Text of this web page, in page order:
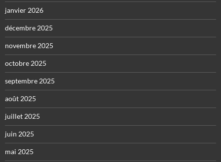
janvier 2026
décembre 2025
novembre 2025
octobre 2025
septembre 2025
août 2025
juillet 2025
juin 2025
mai 2025